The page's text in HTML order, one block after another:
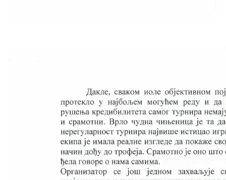
Обавјештења
Заштита од пожара
COVID 19